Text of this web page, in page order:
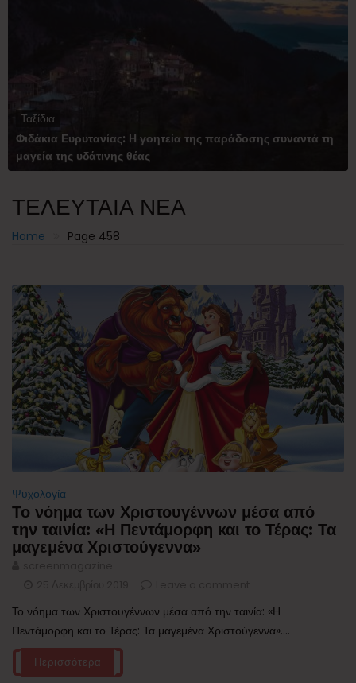
Ταξίδια
Φιδάκια Ευρυτανίας: Η γοητεία της παράδοσης συναντά τη
μαγεία της υδάτινης θέας
ΤΕΛΕΥΤΑΙΑ ΝΕΑ
Home Page 458
Ψυχολογία
Το νόημα των Χριστουγέννων μέσα από
την ταινία: «Η Πεντάμορφη και το Τέρας: Τα
μαγεμένα Χριστούγεννα»
Το νόημα των Χριστουγέννων μέσα από την ταινία: «Η
Πεντάμορφη και το Τέρας: Τα μαγεμένα Χριστούγεννα»....
Περισσότερα